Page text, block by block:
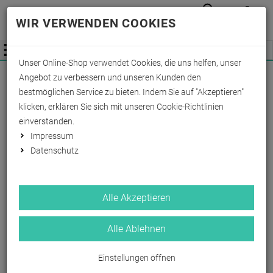
Wichtige Änderung für Fachhändler zum
01.09.2026 -Mehr Informationen hier
Anmelden
Menü
64
WIR VERWENDEN COOKIES
Unser Online-Shop verwendet Cookies, die uns helfen, unser
Angebot zu verbessern und unseren Kunden den
bestmöglichen Service zu bieten. Indem Sie auf "Akzeptieren"
klicken, erklären Sie sich mit unseren Cookie-Richtlinien
einverstanden.
Impressum
Datenschutz
Alle Akzeptieren
Alle Ablehnen
Einstellungen öffnen